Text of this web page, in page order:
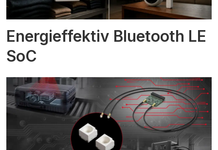
Energieffektiv Bluetooth LE
SoC